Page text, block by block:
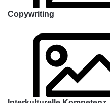
Copywriting